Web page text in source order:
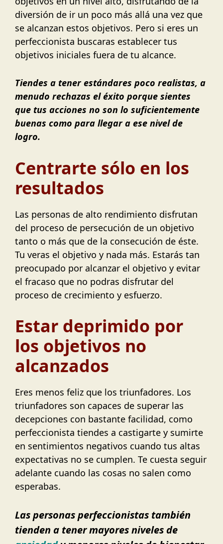
diversión de ir un poco más allá una vez que
se alcanzan estos objetivos. Pero si eres un
perfeccionista buscaras establecer tus
objetivos iniciales fuera de tu alcance.
Tiendes a tener estándares poco realistas, a
menudo rechazas el éxito porque sientes
que tus acciones no son lo suficientemente
buenas como para llegar a ese nivel de
logro.
Centrarte sólo en los
resultados
Las personas de alto rendimiento disfrutan
del proceso de persecución de un objetivo
tanto o más que de la consecución de éste.
Tu veras el objetivo y nada más. Estarás tan
preocupado por alcanzar el objetivo y evitar
el fracaso que no podras disfrutar del
proceso de crecimiento y esfuerzo.
Estar deprimido por
los objetivos no
alcanzados
Eres menos feliz que los triunfadores. Los
triunfadores son capaces de superar las
decepciones con bastante facilidad, como
perfeccionista tiendes a castigarte y sumirte
en sentimientos negativos cuando tus altas
expectativas no se cumplen. Te cuesta seguir
adelante cuando las cosas no salen como
esperabas.
Las personas perfeccionistas también
tienden a tener mayores niveles de